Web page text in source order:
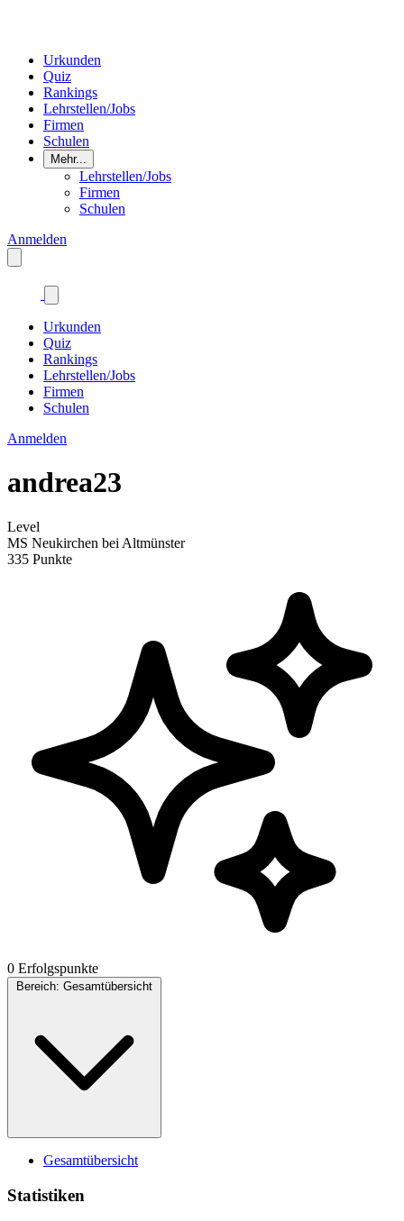
Urkunden
Quiz
Rankings
Lehrstellen/Jobs
Firmen
Schulen
Mehr...
Lehrstellen/Jobs
Firmen
Schulen
Anmelden
Urkunden
Quiz
Rankings
Lehrstellen/Jobs
Firmen
Schulen
Anmelden
andrea23
Level
MS Neukirchen bei Altmünster
335 Punkte
0 Erfolgspunkte
Bereich: Gesamtübersicht
Gesamtübersicht
Statistiken